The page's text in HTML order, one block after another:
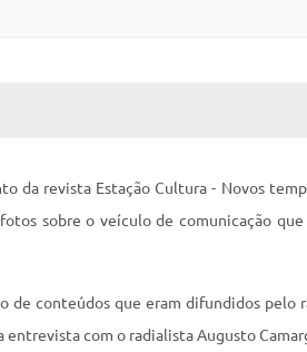
da revista Estação Cultura - Novos
sobre o veículo de comunicação
conteúdos que eram difundidos pelo
entrevista com o radialista Augusto